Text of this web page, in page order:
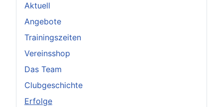
Aktuell
Angebote
Trainingszeiten
Vereinsshop
Das Team
Clubgeschichte
Erfolge